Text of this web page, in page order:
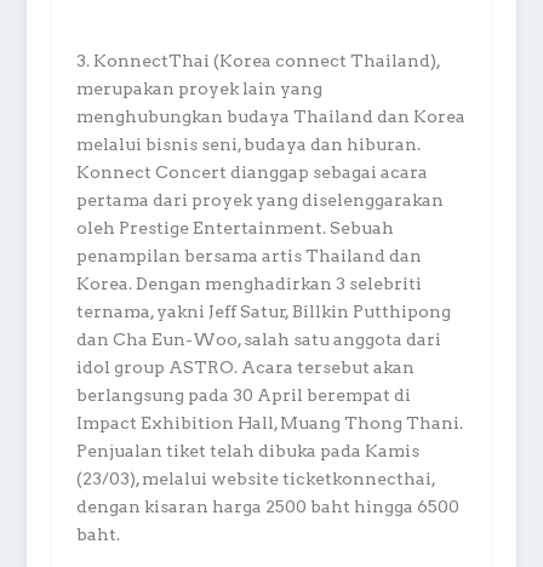
3. KonnectThai (Korea connect Thailand),
merupakan proyek lain yang
menghubungkan budaya Thailand dan Korea
melalui bisnis seni, budaya dan hiburan.
Konnect Concert dianggap sebagai acara
pertama dari proyek yang diselenggarakan
oleh Prestige Entertainment. Sebuah
penampilan bersama artis Thailand dan
Korea. Dengan menghadirkan 3 selebriti
ternama, yakni Jeff Satur, Billkin Putthipong
dan Cha Eun-Woo, salah satu anggota dari
idol group ASTRO. Acara tersebut akan
berlangsung pada 30 April berempat di
Impact Exhibition Hall, Muang Thong Thani.
Penjualan tiket telah dibuka pada Kamis
(23/03), melalui website ticketkonnecthai,
dengan kisaran harga 2500 baht hingga 6500
baht.